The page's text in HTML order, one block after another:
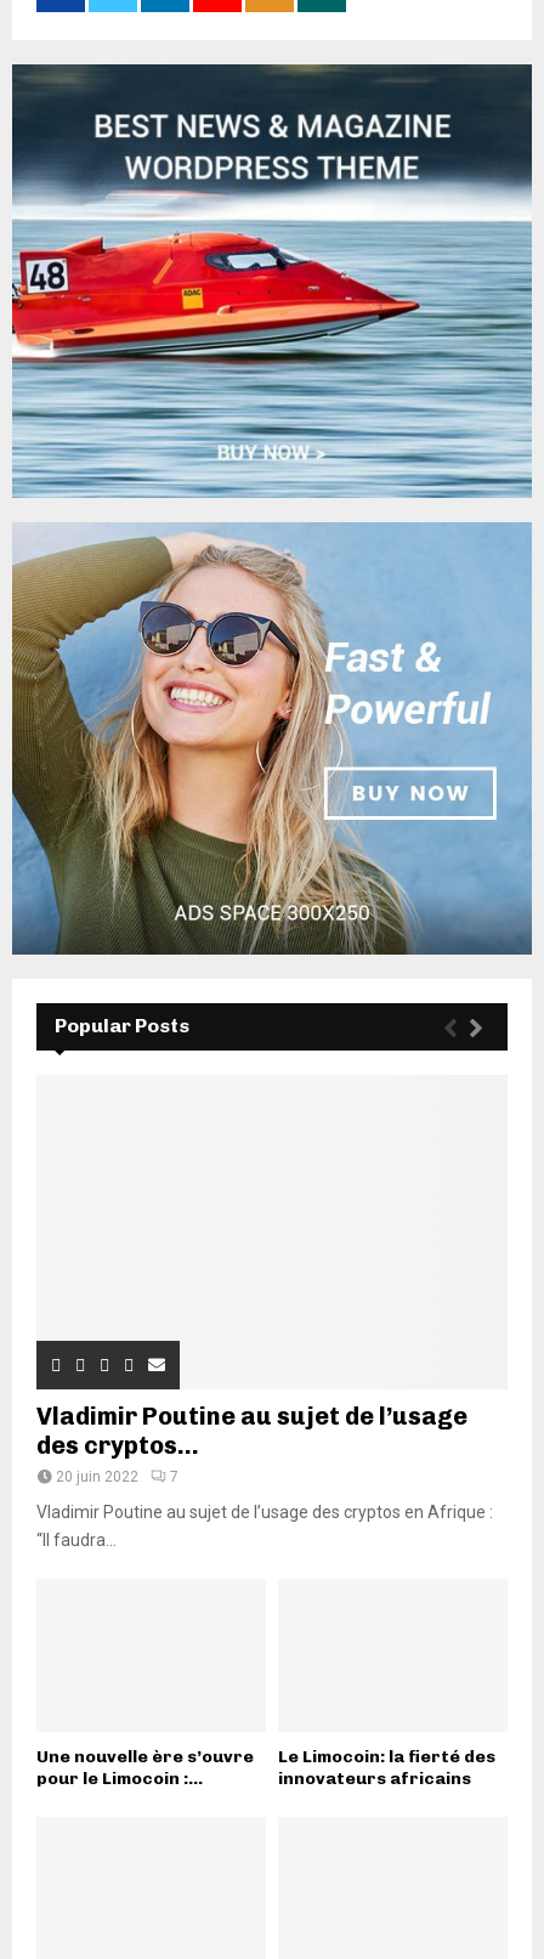
Popular Posts
Vladimir Poutine au sujet de l’usage
des cryptos...
20 juin 2022 7
Vladimir Poutine au sujet de l’usage des cryptos en Afrique :
“Il faudra...
Une nouvelle ère s’ouvre
pour le Limocoin :...
Le Limocoin: la fierté des
innovateurs africains